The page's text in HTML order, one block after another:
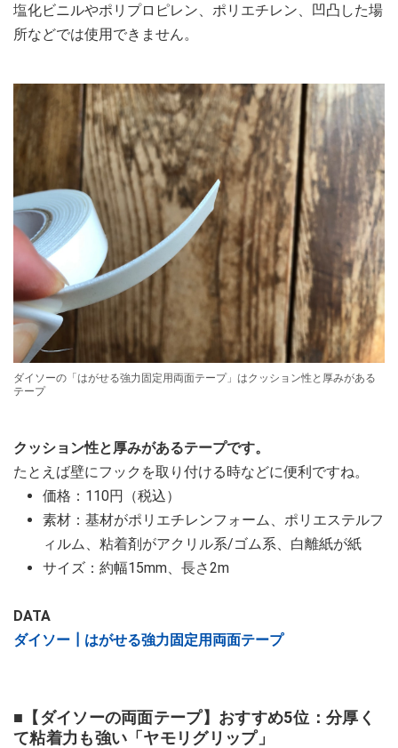
塩化ビニルやポリプロピレン、ポリエチレン、凹凸した場
所などでは使用できません。
ダイソーの「はがせる強力固定用両面テープ」はクッション性と厚みがある
テープ
クッション性と厚みがあるテープです。
たとえば壁にフックを取り付ける時などに便利ですね。
価格：110円（税込）
素材：基材がポリエチレンフォーム、ポリエステルフ
ィルム、粘着剤がアクリル系/ゴム系、白離紙が紙
サイズ：約幅15mm、長さ2m
DATA
ダイソー┃はがせる強力固定用両面テープ
■【ダイソーの両面テープ】おすすめ5位：分厚く
て粘着力も強い「ヤモリグリップ」